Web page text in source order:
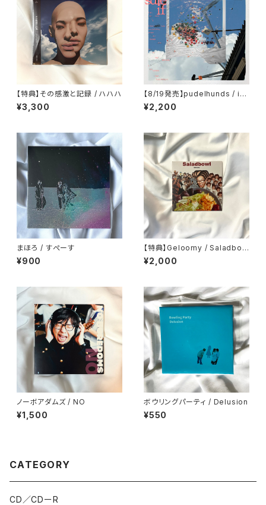
【特典】その感激と記録 / ハハハ
¥3,300
【8/19発売】pudelhunds / im
notsureif
¥2,200
まほろ / すぺーす
¥900
【特典】Geloomy / Saladbow
l¥2,000
ノーボアダムズ / NO
¥1,500
ボウリングパーティ / Delusion
¥550
CATEGORY
CD／CDーR